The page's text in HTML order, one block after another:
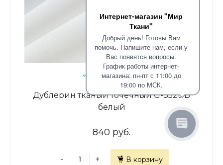
Интернет-магазин "Мир
Ткани"
Добрый день! Готовы Вам
помочь. Напишите нам, если у
Вас появятся вопросы.
График работы интернет-
магазина: пн-пт с 11:00 до
19:00 по МСК.
В наличии: 14.4
Дублерин тканый точечный G-352t-Б
белый
840 руб.
- + В корзину